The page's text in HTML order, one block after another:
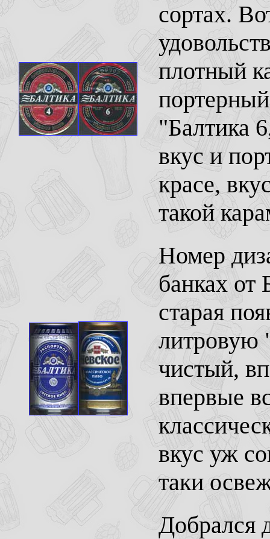
сортах.
плотный
"Балтика
вкус и
красе,
такой
Номер
банках от
старая
литровую
чистый,
впервые
вкус уж
таки
Добрался